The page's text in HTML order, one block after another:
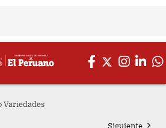
Variedades
Siguiente chevron_right